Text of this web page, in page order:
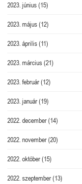
2023. június(15)
2023. május(12)
2023. április(11)
2023. március(21)
2023. február(12)
2023. január(19)
2022. december(14)
2022. november(20)
2022. október(15)
2022. szeptember(13)